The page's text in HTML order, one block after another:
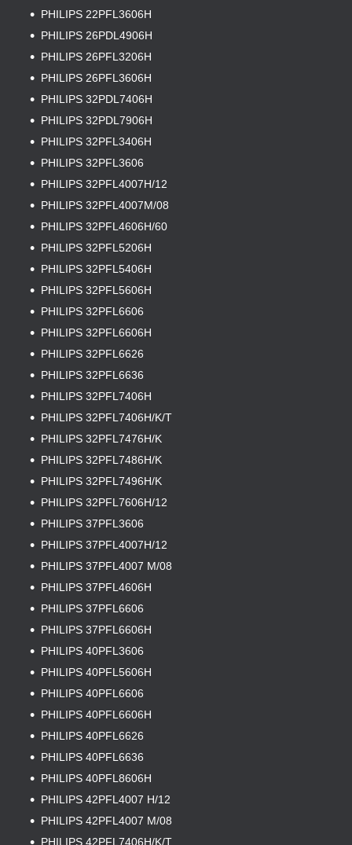
PHILIPS 22PFL3606H
PHILIPS 26PDL4906H
PHILIPS 26PFL3206H
PHILIPS 26PFL3606H
PHILIPS 32PDL7406H
PHILIPS 32PDL7906H
PHILIPS 32PFL3406H
PHILIPS 32PFL3606
PHILIPS 32PFL4007H/12
PHILIPS 32PFL4007M/08
PHILIPS 32PFL4606H/60
PHILIPS 32PFL5206H
PHILIPS 32PFL5406H
PHILIPS 32PFL5606H
PHILIPS 32PFL6606
PHILIPS 32PFL6606H
PHILIPS 32PFL6626
PHILIPS 32PFL6636
PHILIPS 32PFL7406H
PHILIPS 32PFL7406H/K/T
PHILIPS 32PFL7476H/K
PHILIPS 32PFL7486H/K
PHILIPS 32PFL7496H/K
PHILIPS 32PFL7606H/12
PHILIPS 37PFL3606
PHILIPS 37PFL4007H/12
PHILIPS 37PFL4007 M/08
PHILIPS 37PFL4606H
PHILIPS 37PFL6606
PHILIPS 37PFL6606H
PHILIPS 40PFL3606
PHILIPS 40PFL5606H
PHILIPS 40PFL6606
PHILIPS 40PFL6606H
PHILIPS 40PFL6626
PHILIPS 40PFL6636
PHILIPS 40PFL8606H
PHILIPS 42PFL4007 H/12
PHILIPS 42PFL4007 M/08
PHILIPS 42PFL7406H/K/T